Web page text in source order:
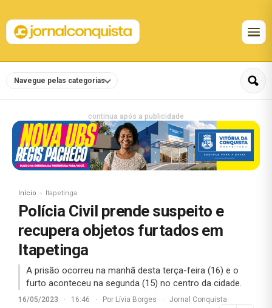
Navegue pelas categorias
continua após a publicidade
Início Itapetinga
Polícia Civil prende suspeito e
recupera objetos furtados em
Itapetinga
A prisão ocorreu na manhã desta terça-feira (16) e o
furto aconteceu na segunda (15) no centro da cidade.
16/05/2023 · 16:46 · Por Lívia Borges · Jornal Conquista